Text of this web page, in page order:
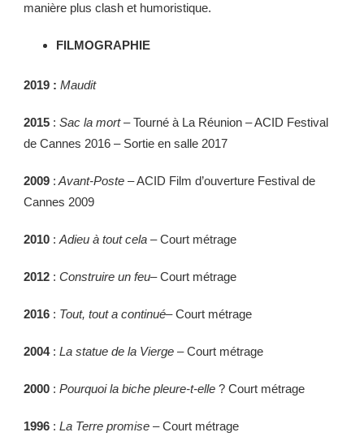
manière plus clash et humoristique.
FILMOGRAPHIE
2019 : Maudit
2015 : Sac la mort– Tourné à La Réunion – ACID Festival
de Cannes 2016 – Sortie en salle 2017
2009 : Avant-Poste – ACID Film d’ouverture Festival de
Cannes 2009
2010 : Adieu à tout cela – Court métrage
2012 : Construire un feu– Court métrage
2016 : Tout, tout a continué– Court métrage
2004: La statue de la Vierge – Court métrage
2000 : Pourquoi la biche pleure-t-elle ? Court métrage
1996 : La Terre promise – Court métrage